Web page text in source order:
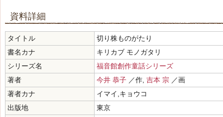
資料詳細
タイトル
切り株ものがたり
書名カナ
キリカブ モノガタリ
シリーズ名
福音館創作童話シリーズ
著者
今井 恭子 ／作, 吉本 宗 ／画
著者カナ
イマイ,キョウコ
出版地
東京